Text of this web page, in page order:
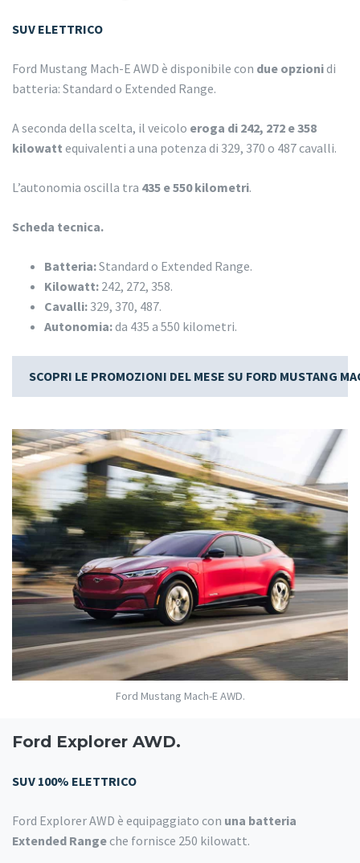
SUV ELETTRICO
Ford Mustang Mach-E AWD è disponibile con due opzionidi
batteria: Standard o Extended Range.
A seconda della scelta, il veicolo eroga di 242, 272 e 358
kilowatt equivalenti a una potenza di 329, 370 o 487 cavalli.
L’autonomia oscilla tra 435 e 550 kilometri.
Scheda tecnica.
Batteria:Standard o Extended Range.
Kilowatt: 242, 272, 358.
Cavalli: 329, 370, 487.
Autonomia:da 435 a 550 kilometri.
SCOPRI LE PROMOZIONI DEL MESE SU FORD MUSTANG
Ford Mustang Mach-E AWD.
Ford Explorer AWD.
SUV 100% ELETTRICO
Ford Explorer AWD è equipaggiato con una batteria
Extended Rangeche fornisce 250 kilowatt.